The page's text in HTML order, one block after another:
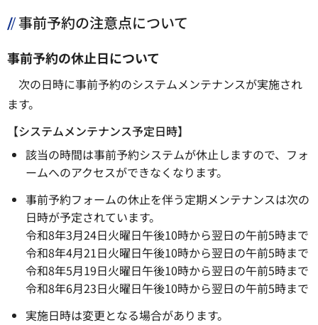
事前予約の注意点について
事前予約の休止日について
次の日時に事前予約のシステムメンテナンスが実施され
ます。
【システムメンテナンス予定日時】
該当の時間は事前予約システムが休止しますので、フォ
ームへのアクセスができなくなります。
事前予約フォームの休止を伴う定期メンテナンスは次の
日時が予定されています。
令和8年3月24日火曜日午後10時から翌日の午前5時まで
令和8年4月21日火曜日午後10時から翌日の午前5時まで
令和8年5月19日火曜日午後10時から翌日の午前5時まで
令和8年6月23日火曜日午後10時から翌日の午前5時まで
実施日時は変更となる場合があります。